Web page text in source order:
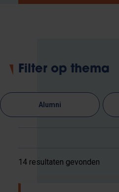
Filter op thema
Alumni
14 resultaten gevonden